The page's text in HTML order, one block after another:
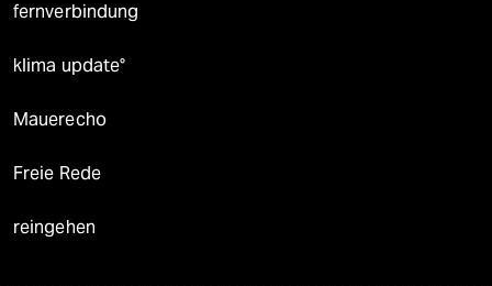
fernverbindung
klima update°
Mauerecho
Freie Rede
reingehen